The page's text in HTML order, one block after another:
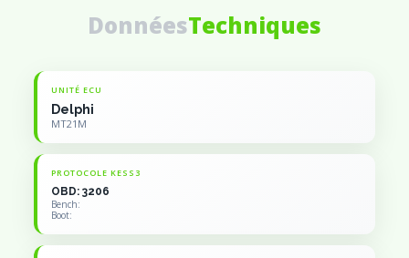
DonnéesTechniques
UNITÉ ECU
Delphi
MT21M
PROTOCOLE KESS3
OBD: 3206
Bench:
Boot: